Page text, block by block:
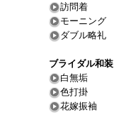
訪問着
モーニング
ダブル略礼
ブライダル和装
白無垢
色打掛
花嫁振袖